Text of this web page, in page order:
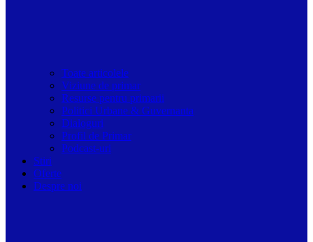
Toate articolele
Viziune de primar
Resurse pentru primarii
Politici Urbane & Guvernanta
Dialoguri
Profil de Primar
Podcast-uri
Stiri
Oferte
Despre noi